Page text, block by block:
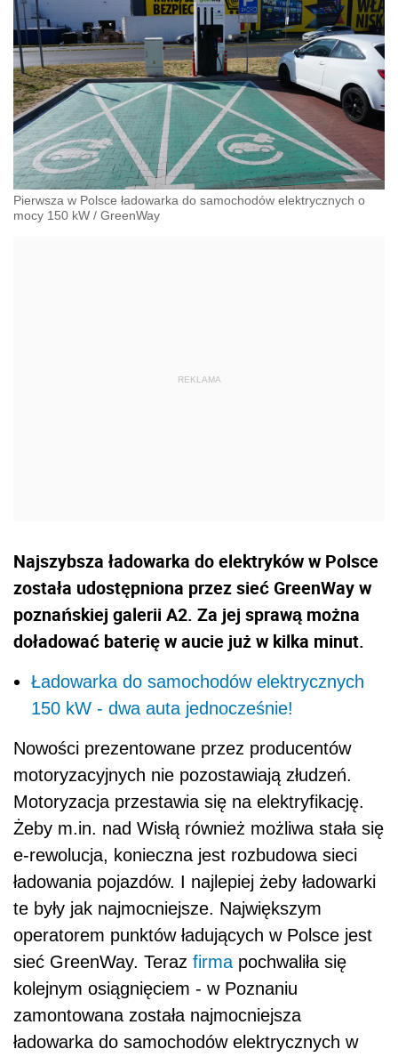
Pierwsza w Polsce ładowarka do samochodów elektrycznych o
mocy 150 kW / GreenWay
Najszybsza ładowarka do elektryków w Polsce
została udostępniona przez sieć GreenWay w
poznańskiej galerii A2. Za jej sprawą można
doładować baterię w aucie już w kilka minut.
Ładowarka do samochodów elektrycznych
150 kW - dwa auta jednocześnie!
Nowości prezentowane przez producentów
motoryzacyjnych nie pozostawiają złudzeń.
Motoryzacja przestawia się na elektryfikację.
Żeby m.in. nad Wisłą również możliwa stała się
e-rewolucja, konieczna jest rozbudowa sieci
ładowania pojazdów. I najlepiej żeby ładowarki
te były jak najmocniejsze. Największym
operatorem punktów ładujących w Polsce jest
sieć GreenWay. Teraz firma pochwaliła się
kolejnym osiągnięciem - w Poznaniu
zamontowana została najmocniejsza
ładowarka do samochodów elektrycznych w